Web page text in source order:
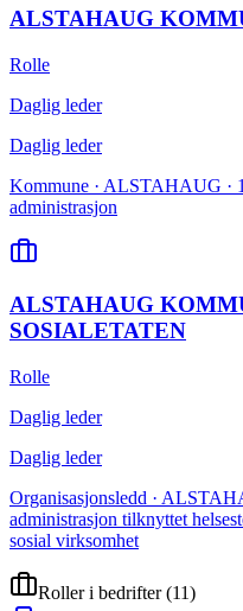
ALSTAHAUG
Rolle
Daglig leder
Daglig leder
Kommune · ALSTAHAUG ·
administrasjon
ALSTAHAUG
SOSIALETATEN
Rolle
Daglig leder
Daglig leder
Organisasjonsledd ·
administrasjon tilknyttet
sosial virksomhet
Roller i bedrifter(11)